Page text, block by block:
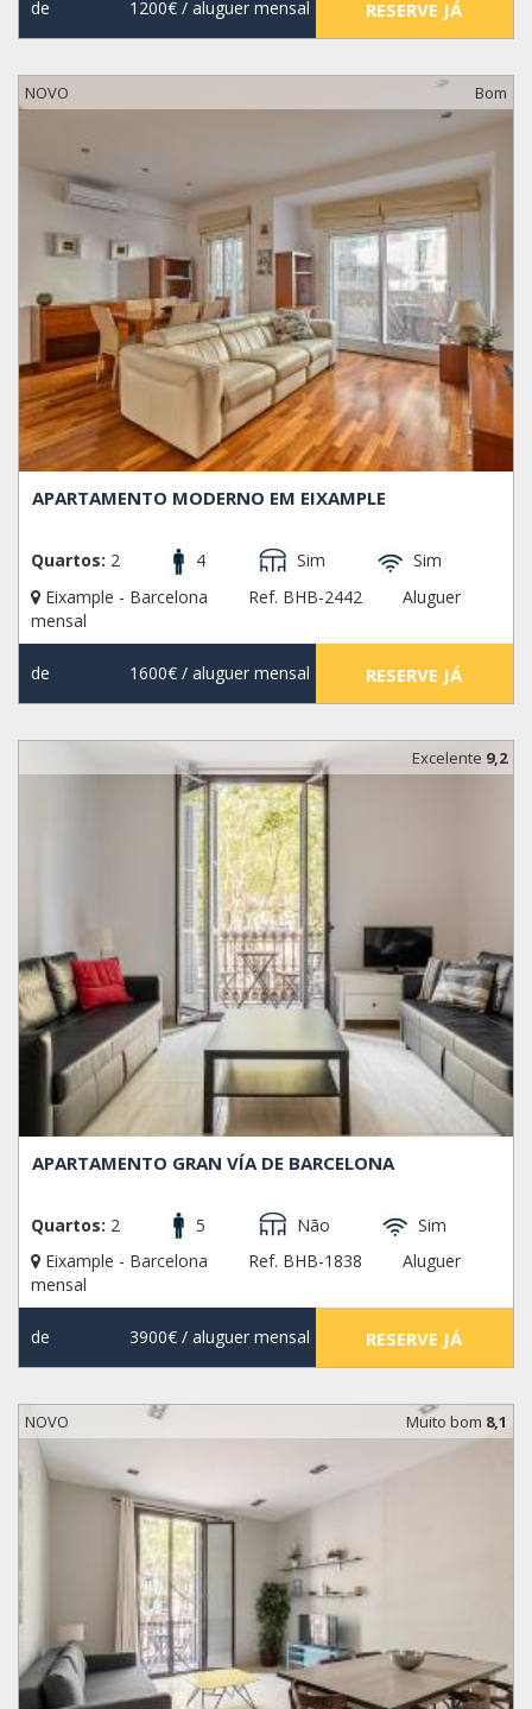
de 1200€/ aluguer mensal RESERVE JÁ
NOVO Bom
APARTAMENTO MODERNO EM EIXAMPLE
Quartos: 2 4 Sim
Sim
Eixample - Barcelona
Ref. BHB-2442
Aluguer
mensal
de 1600€/ aluguer mensal RESERVE JÁ
Excelente 9,2
APARTAMENTO GRAN VÍA DE BARCELONA
Quartos: 2 5 Não
Sim
Eixample - Barcelona
Ref. BHB-1838
Aluguer
mensal
de 3900€/ aluguer mensal RESERVE JÁ
NOVO Muito bom 8,1